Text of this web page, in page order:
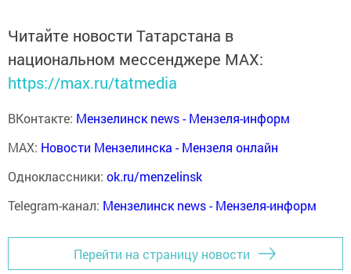
Читайте новости Татарстана в
национальном мессенджере MАХ:
https://max.ru/tatmedia
ВКонтакте: Мензелинск news - Мензеля-информ
MAX: Новости Мензелинска - Мензеля онлайн
Одноклассники: ok.ru/menzelinsk
Telegram-канал: Мензелинск news - Мензеля-информ
Перейти на страницу новости